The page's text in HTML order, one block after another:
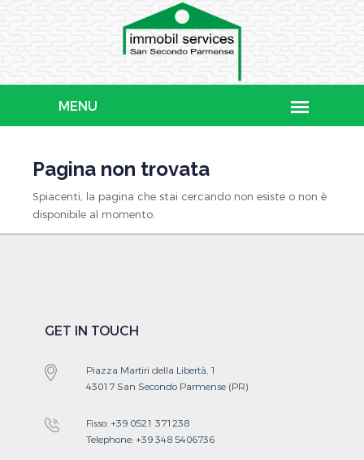
Pagina non trovata
Spiacenti, la pagina che stai cercando non esiste o non è
disponibile al momento.
GET IN TOUCH
Piazza Martiri della Libertà, 1
43017 San Secondo Parmense (PR)
Fisso: +39 0521 371238
Telephone: +39 348 5406736